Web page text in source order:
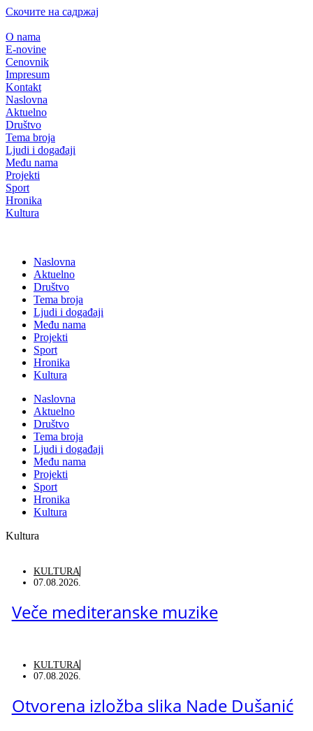
Скочите на садржај
O nama
E-novine
Cenovnik
Impresum
Kontakt
Naslovna
Aktuelno
Društvo
Tema broja
Ljudi i događaji
Među nama
Projekti
Sport
Hronika
Kultura
Naslovna
Aktuelno
Društvo
Tema broja
Ljudi i događaji
Među nama
Projekti
Sport
Hronika
Kultura
Naslovna
Aktuelno
Društvo
Tema broja
Ljudi i događaji
Među nama
Projekti
Sport
Hronika
Kultura
Kultura
KULTURA
07.08.2026.
Veče mediteranske muzike
KULTURA
07.08.2026.
Otvorena izložba slika Nade Dušanić